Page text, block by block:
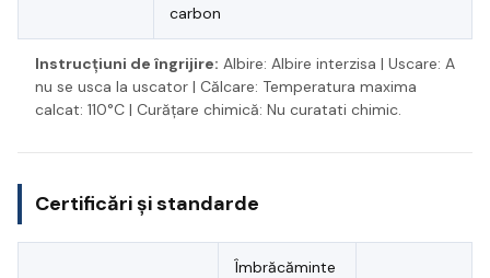
carbon
Instrucțiuni de îngrijire: Albire: Albire interzisa | Uscare: A
nu se usca la uscator | Călcare: Temperatura maxima
calcat: 110°C | Curățare chimică: Nu curatati chimic.
Certificări și standarde
Îmbrăcăminte